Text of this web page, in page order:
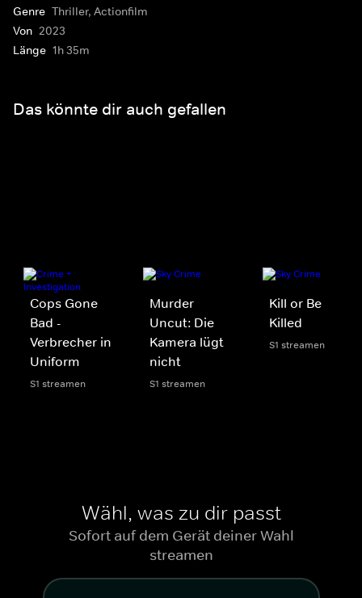
Genre Thriller, Actionfilm
Von 2023
Länge 1h 35m
Das könnte dir auch gefallen
Cops Gone
Bad -
Verbrecher in
Uniform
S1 streamen
Murder
Uncut: Die
Kamera lügt
nicht
S1 streamen
Kill or Be
Killed
S1 streamen
Wähl, was zu dir passt
Sofort auf dem Gerät deiner Wahl
streamen